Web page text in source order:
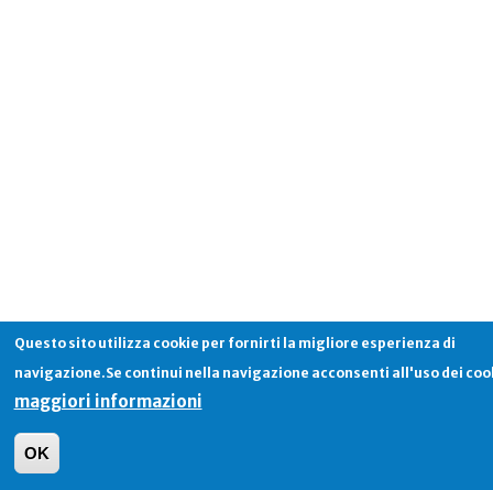
Questo sito utilizza cookie per fornirti la migliore esperienza di
navigazione.Se continui nella navigazione acconsenti all'uso dei
maggiori informazioni
OK